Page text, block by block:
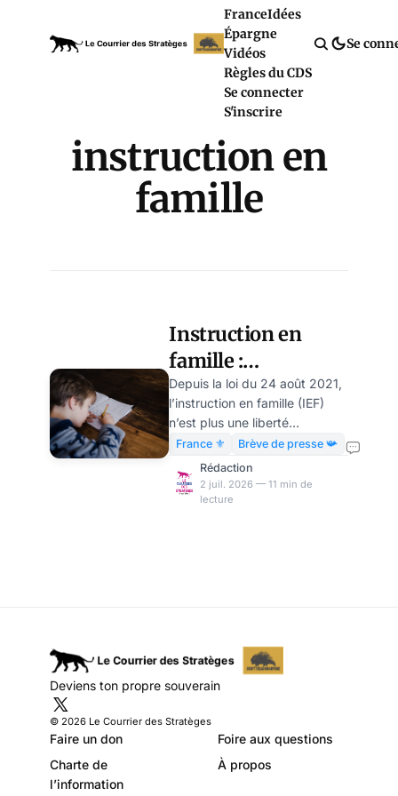
FranceIdées
Épargne
Vidéos
Règles du CDS
Se connecter
S'inscrire
Se
instruction en
famille
Instruction en
famille :
l'autorisation qui a
fait fondre le droit
Depuis la loi du 24 août 2021,
l’instruction en famille (IEF)
n’est plus une liberté
déclarative mais une faveur
administrative accordée au
compte-gouttes. Résultat : les
effectifs ont chuté de 72 369
L'essentiel de l'actualité,
passé au crible par les cinq
plumes du Courrier. Dans
votre boîte, chaque jou
France ⚜️
Brève de presse 📯
Rédaction
2 juil. 2026 — 11 min de
lecture
Deviens ton propre souverain
© 2026 Le Courrier des Stratèges
Faire un don
Foire aux questions
Charte de
l’information
À propos